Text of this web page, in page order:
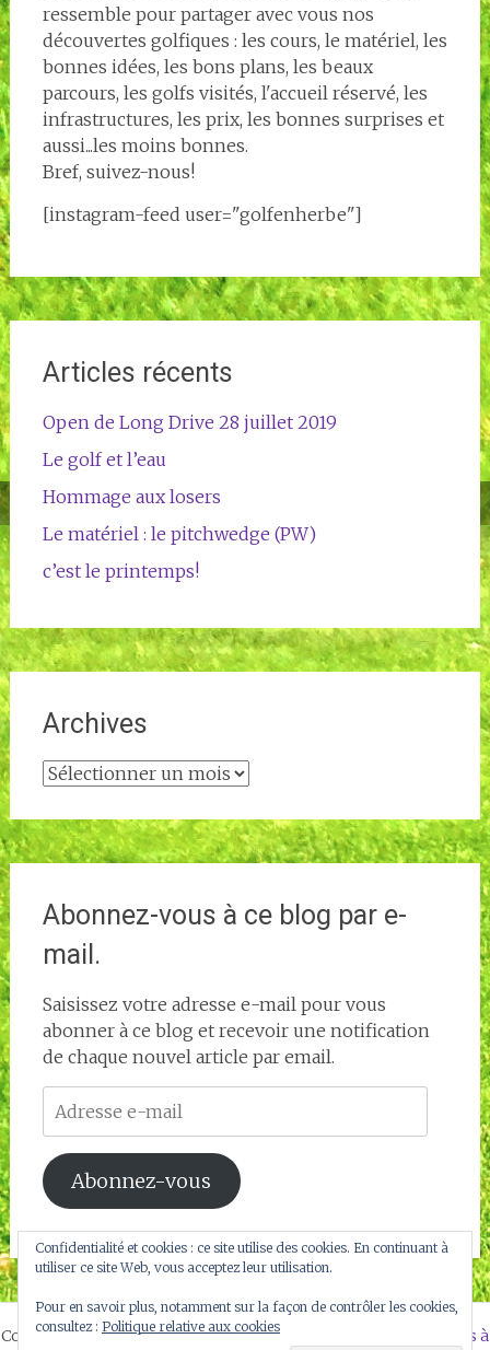
ressemble pour partager avec vous nos
découvertes golfiques : les cours, le matériel, les
bonnes idées, les bons plans, les beaux
parcours, les golfs visités, l'accueil réservé, les
infrastructures, les prix, les bonnes surprises et
aussi...les moins bonnes.
Bref, suivez-nous!
[instagram-feed user="golfenherbe"]
Articles récents
Open de Long Drive 28 juillet 2019
Le golf et l’eau
Hommage aux losers
Le matériel : le pitchwedge (PW)
c’est le printemps!
Archives
Archives
Abonnez-vous à ce blog par e-
mail.
Saisissez votre adresse e-mail pour vous
abonner à ce blog et recevoir une notification
de chaque nouvel article par email.
Adresse
e-
mail
Abonnez-vous
Copyright © 2026Bienvenue sur GOLF en HERBE – Le golf pas à
Confidentialité et cookies : ce site utilise des cookies. En continuant à
utiliser ce site Web, vous acceptez leur utilisation.
Pour en savoir plus, notamment sur la façon de contrôler les cookies,
consultez : Politique relative aux cookies